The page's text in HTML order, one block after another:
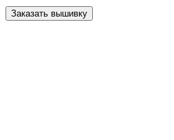
Заказать вышивку